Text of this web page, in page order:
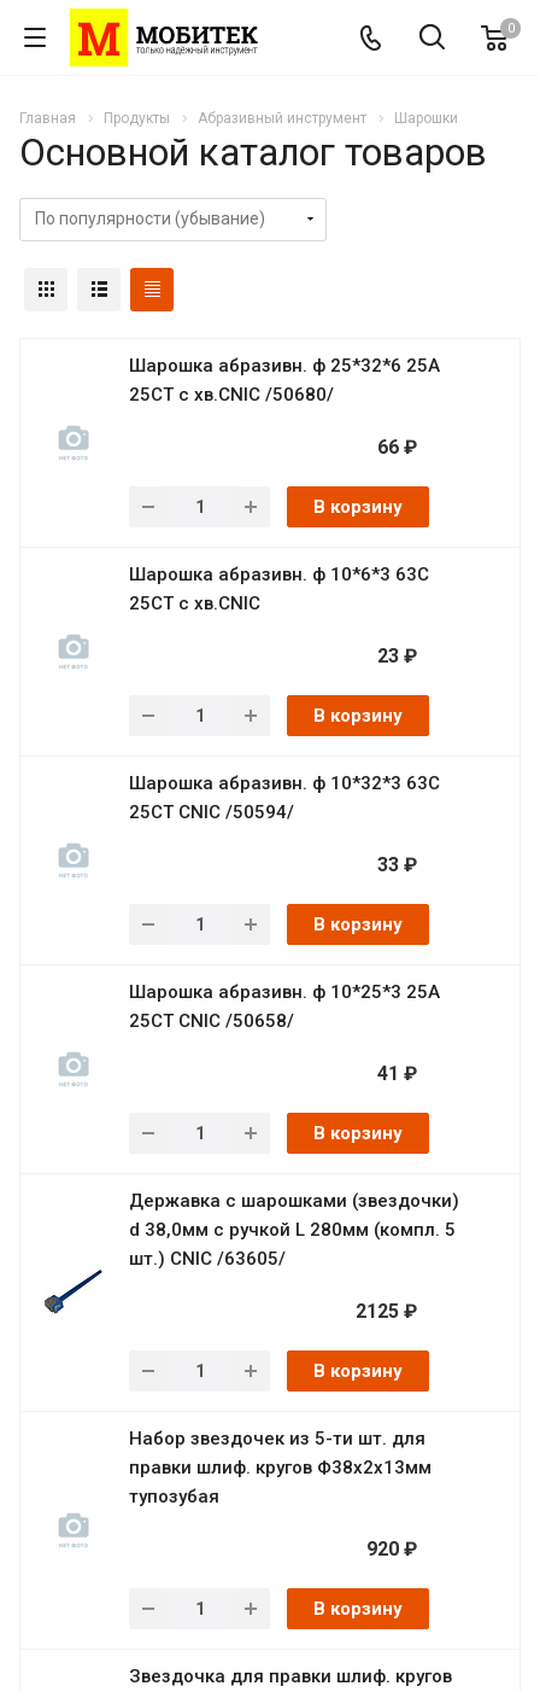
0
Главная Продукты Абразивный инструмент Шарошки
Основной каталог товаров
Шарошка абразивн. ф 25*32*6 25А
25СТ с хв.CNIC /50680/
66 ₽
В корзину
Шарошка абразивн. ф 10*6*3 63С
25СТ с хв.CNIC
23 ₽
В корзину
Шарошка абразивн. ф 10*32*3 63С
25СТ CNIC /50594/
33 ₽
В корзину
Шарошка абразивн. ф 10*25*3 25А
25СТ CNIC /50658/
41 ₽
В корзину
Державка с шарошками (звездочки)
d 38,0мм с ручкой L 280мм (компл. 5
шт.) CNIC /63605/
2125 ₽
В корзину
Набор звездочек из 5-ти шт. для
правки шлиф. кругов Ф38х2х13мм
тупозубая
920 ₽
В корзину
Звездочка для правки шлиф. кругов